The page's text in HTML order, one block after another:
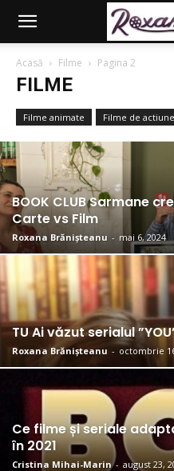
Acasă Filme Pagina 2
FILME
Filme animate Filme de actiune
BOOK CLUB Sarmane
Carte vs Film
Roxana Brănișteanu - mai 6, 2024
TU Ai văzut serialul
Roxana Brănișteanu - octombrie
Ce filme și seriale
în 2021
Cristina Mihai-Marin - august 23,